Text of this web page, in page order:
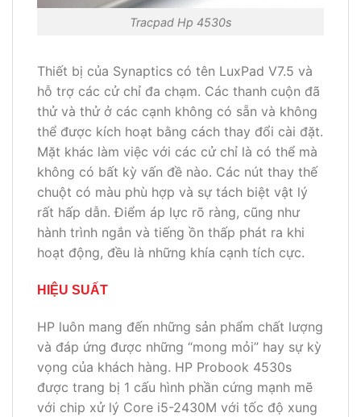
Tracpad Hp 4530s
Thiết bị của Synaptics có tên LuxPad V7.5 và
hỗ trợ các cử chỉ đa chạm. Các thanh cuộn đã
thử và thử ở các cạnh không có sẵn và không
thể được kích hoạt bằng cách thay đổi cài đặt.
Mặt khác làm việc với các cử chỉ là có thể mà
không có bất kỳ vấn đề nào. Các nút thay thế
chuột có màu phù hợp và sự tách biệt vật lý
rất hấp dẫn. Điểm áp lực rõ ràng, cũng như
hành trình ngắn và tiếng ồn thấp phát ra khi
hoạt động, đều là những khía cạnh tích cực.
HIỆU SUẤT
HP luôn mang đến những sản phẩm chất lượng
và đáp ứng được những “mong mỏi” hay sự kỳ
vọng của khách hàng. HP Probook 4530s
được trang bị 1 cấu hình phần cứng mạnh mẽ
với chip xử lý Core i5-2430M với tốc độ xung